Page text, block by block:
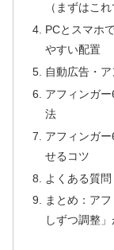
（まずはこれ
PCとスマホ
やすい配置
自動広告・
アフィンガ
法
アフィンガ
せるコツ
よくある質問
まとめ：ア
しずつ調整